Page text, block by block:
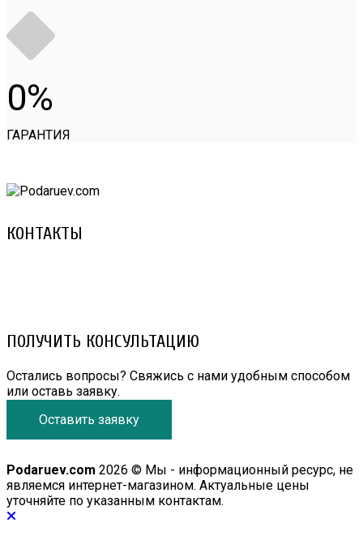
0
ГАРАНТИЯ
КОНТАКТЫ
ПОЛУЧИТЬ КОНСУЛЬТАЦИЮ
Остались вопросы? Свяжись с нами удобным способом
или оставь заявку.
Оставить заявку
Podaruev.com 2026 © Мы - информационный ресурс, не
являемся интернет-магазином. Актуальные цены
уточняйте по указанным контактам.